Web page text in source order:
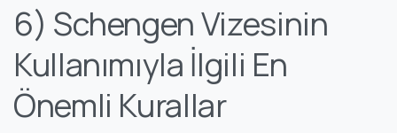
6) Schengen Vizesinin
Kullanımıyla İlgili En
Önemli Kurallar